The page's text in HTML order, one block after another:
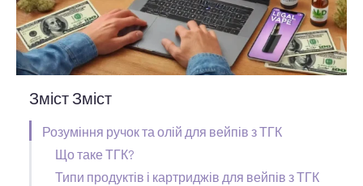
Зміст Зміст
Розуміння ручок та олій для вейпів з ТГК
Що таке ТГК?
Типи продуктів і картриджів для вейпів з ТГК